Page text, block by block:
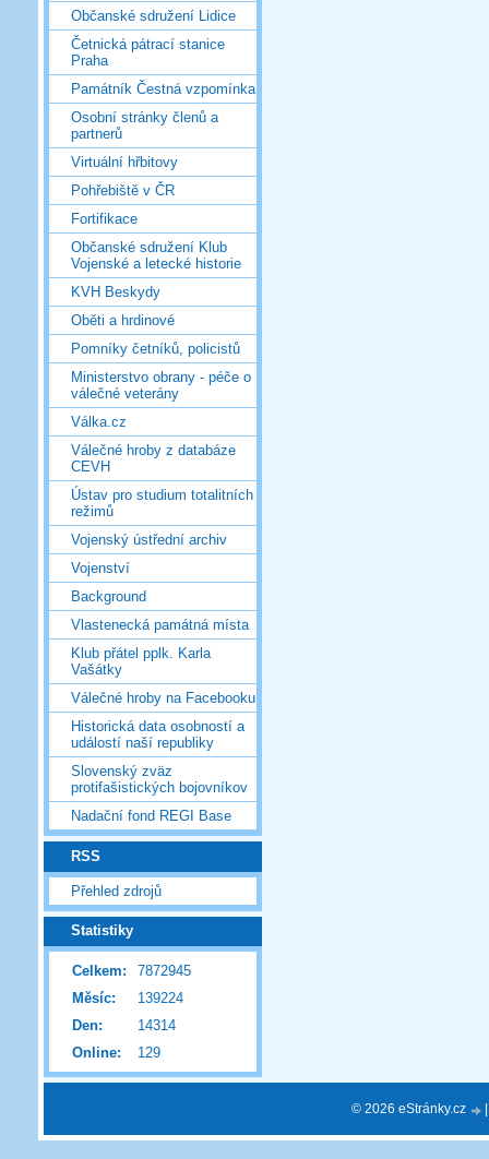
Občanské sdružení Lidice
Četnická pátrací stanice
Praha
Památník Čestná vzpomínka
Osobní stránky členů a
partnerů
Virtuální hřbitovy
Pohřebiště v ČR
Fortifikace
Občanské sdružení Klub
Vojenské a letecké historie
KVH Beskydy
Oběti a hrdinové
Pomníky četníků, policistů
Ministerstvo obrany - péče o
válečné veterány
Válka.cz
Válečné hroby z databáze
CEVH
Ústav pro studium totalitních
režimů
Vojenský ústřední archiv
Vojenství
Background
Vlastenecká památná místa
Klub přátel pplk. Karla
Vašátky
Válečné hroby na Facebooku
Historická data osobností a
událostí naší republiky
Slovenský zväz
protifašistických bojovníkov
Nadační fond REGI Base
RSS
Přehled zdrojů
Statistiky
Online: 129
Celkem:
7872945
Měsíc:
139224
Den:
14314
© 2026 eStránky.cz